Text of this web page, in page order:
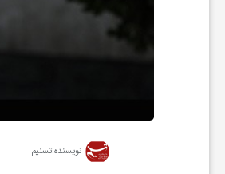
نویسنده:تسنیم